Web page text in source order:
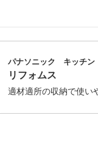
パナソニック キッチン
リフォムス
適材適所の収納で使い